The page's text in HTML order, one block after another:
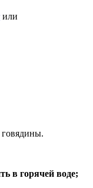
или
говядины.
в горячей воде;